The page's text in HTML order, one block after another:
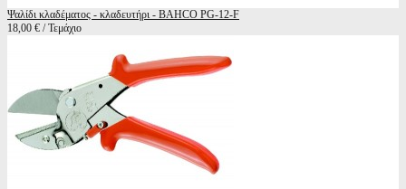
Ψαλίδι κλαδέματος - κλαδευτήρι - BAHCO PG-12-F
18,00 € / Τεμάχιο